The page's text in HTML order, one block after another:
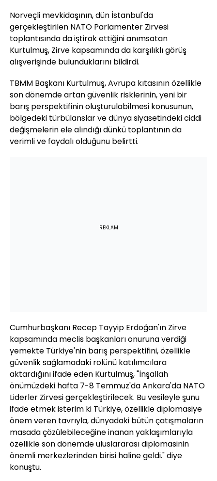
Norveçli mevkidaşının, dün İstanbul'da
gerçekleştirilen NATO Parlamenter Zirvesi
toplantısında da iştirak ettiğini anımsatan
Kurtulmuş, Zirve kapsamında da karşılıklı görüş
alışverişinde bulunduklarını bildirdi.
TBMM Başkanı Kurtulmuş, Avrupa kıtasının özellikle
son dönemde artan güvenlik risklerinin, yeni bir
barış perspektifinin oluşturulabilmesi konusunun,
bölgedeki türbülanslar ve dünya siyasetindeki ciddi
değişmelerin ele alındığı dünkü toplantının da
verimli ve faydalı olduğunu belirtti.
REKLAM
Cumhurbaşkanı Recep Tayyip Erdoğan'ın Zirve
kapsamında meclis başkanları onuruna verdiği
yemekte Türkiye'nin barış perspektifini, özellikle
güvenlik sağlamadaki rolünü katılımcılara
aktardığını ifade eden Kurtulmuş, "İnşallah
önümüzdeki hafta 7-8 Temmuz'da Ankara'da NATO
Liderler Zirvesi gerçekleştirilecek. Bu vesileyle şunu
ifade etmek isterim ki Türkiye, özellikle diplomasiye
önem veren tavrıyla, dünyadaki bütün çatışmaların
masada çözülebileceğine inanan yaklaşımlarıyla
özellikle son dönemde uluslararası diplomasinin
önemli merkezlerinden birisi haline geldi." diye
konuştu.